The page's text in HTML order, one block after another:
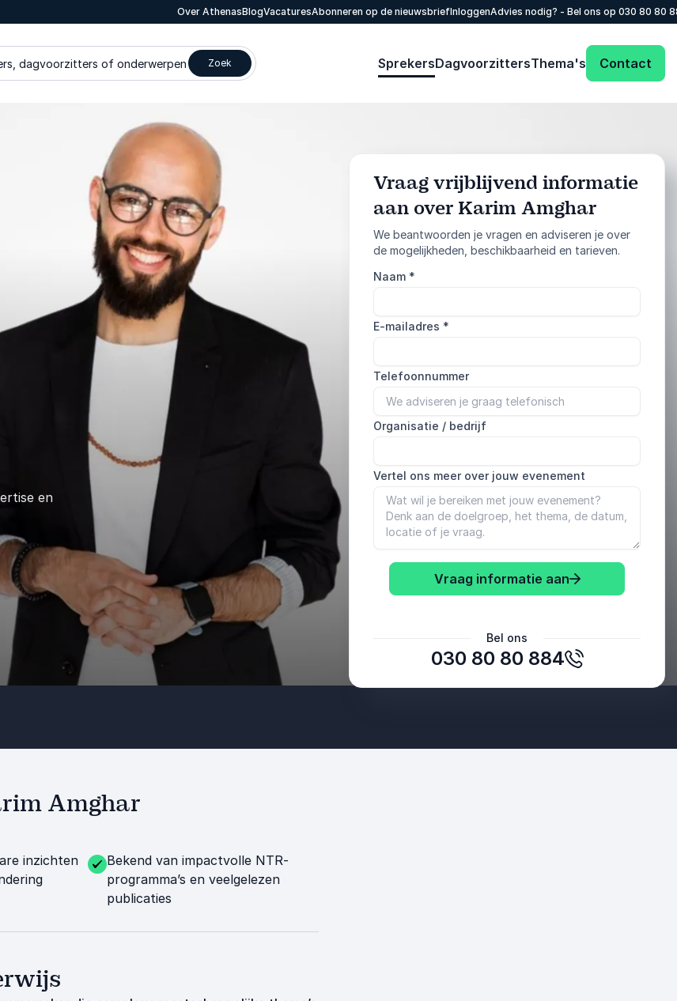
Over AthenasBlogVacaturesAbonneren op de nieuwsbriefInloggenAdvies nodig? - Bel ons op 030 80 80
dagvoorzitters of onderwerpen Zoek SprekersDagvoorzittersThema's Contact
en
Vraag vrijblijvend informatie
aan over Karim Amghar
We beantwoorden je vragen en adviseren je over
de mogelijkheden, beschikbaarheid en tarieven.
Naam *
E-mailadres *
Telefoonnummer
Organisatie / bedrijf
Vertel ons meer over jouw evenement
Vraag informatie aan
Bel ons
030 80 80 884
Vraag informatie aan :
Amghar
inzichten
Bekend van impactvolle NTR-
programma’s en veelgelezen
publicaties